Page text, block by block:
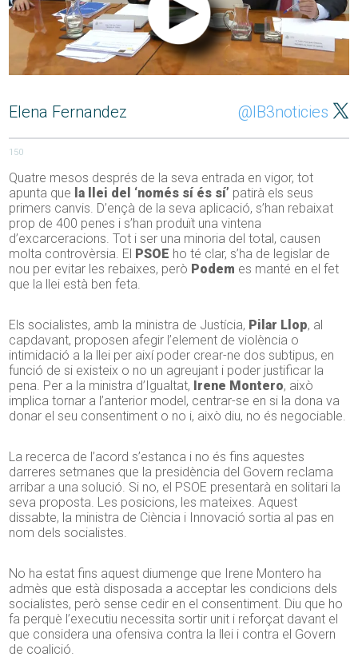
Elena Fernandez @IB3noticies
150
Quatre mesos després de la seva entrada en vigor, tot
apunta que la llei del ‘només sí és sí’ patirà els seus
primers canvis. D’ençà de la seva aplicació, s’han rebaixat
prop de 400 penes i s’han produït una vintena
d’excarceracions. Tot i ser una minoria del total, causen
molta controvèrsia. El PSOE ho té clar, s’ha de legislar de
nou per evitar les rebaixes, però Podem es manté en el fet
que la llei està ben feta.
Els socialistes, amb la ministra de Justícia, Pilar Llop, al
capdavant, proposen afegir l’element de violència o
intimidació a la llei per així poder crear-ne dos subtipus, en
funció de si existeix o no un agreujant i poder justificar la
pena. Per a la ministra d’Igualtat, Irene Montero, això
implica tornar a l’anterior model, centrar-se en si la dona va
donar el seu consentiment o no i, això diu, no és negociable.
La recerca de l’acord s’estanca i no és fins aquestes
darreres setmanes que la presidència del Govern reclama
arribar a una solució. Si no, el PSOE presentarà en solitari la
seva proposta. Les posicions, les mateixes. Aquest
dissabte, la ministra de Ciència i Innovació sortia al pas en
nom dels socialistes.
No ha estat fins aquest diumenge que Irene Montero ha
admès que està disposada a acceptar les condicions dels
socialistes, però sense cedir en el consentiment. Diu que ho
fa perquè l’executiu necessita sortir unit i reforçat davant el
que considera una ofensiva contra la llei i contra el Govern
de coalició.